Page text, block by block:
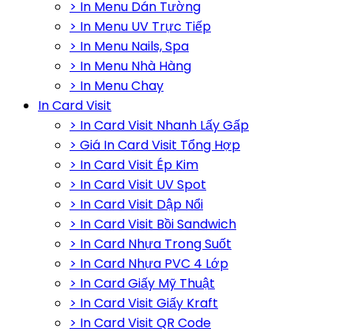
> In Menu Dán Tường
> In Menu UV Trực Tiếp
> In Menu Nails, Spa
> In Menu Nhà Hàng
> In Menu Chay
In Card Visit
> In Card Visit Nhanh Lấy Gấp
> Giá In Card Visit Tổng Hợp
> In Card Visit Ép Kim
> In Card Visit UV Spot
> In Card Visit Dập Nổi
> In Card Visit Bồi Sandwich
> In Card Nhựa Trong Suốt
> In Card Nhựa PVC 4 Lớp
> In Card Giấy Mỹ Thuật
> In Card Visit Giấy Kraft
> In Card Visit QR Code